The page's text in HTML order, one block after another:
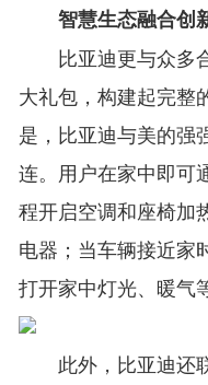
智慧生态融合创
比亚迪更与众多
大礼包，构建起完整
是，比亚迪与美的强
连。用户在家中即可
程开启空调和座椅加
电器；当车辆接近家
打开家中灯光、暖气
此外，比亚迪还